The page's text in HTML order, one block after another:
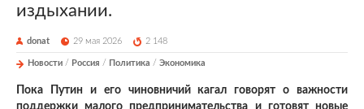
издыхании.
donat 29 мая 2026 2 148
Новости / Россия / Политика / Экономика
Пока Путин и его чиновничий кагал говорят о важности
поддержки малого предпринимательства и готовят новые